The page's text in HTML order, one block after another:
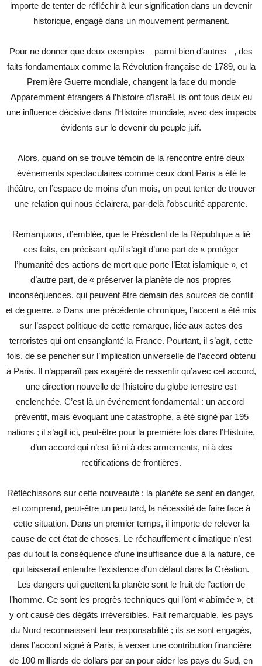
importe de tenter de réfléchir à leur signification dans un devenir
historique, engagé dans un mouvement permanent.
Pour ne donner que deux exemples – parmi bien d’autres –, des
faits fondamentaux comme la Révolution française de 1789, ou la
Première Guerre mondiale, changent la face du monde
Apparemment étrangers à l’histoire d’Israël, ils ont tous deux eu
une influence décisive dans l’Histoire mondiale, avec des impacts
évidents sur le devenir du peuple juif.
Alors, quand on se trouve témoin de la rencontre entre deux
événements spectaculaires comme ceux dont Paris a été le
théâtre, en l’espace de moins d’un mois, on peut tenter de trouver
une relation qui nous éclairera, par-delà l’obscurité apparente.
Remarquons, d’emblée, que le Président de la République a lié
ces faits, en précisant qu’il s’agit d’une part de « protéger
l’humanité des actions de mort que porte l’Etat islamique », et
d’autre part, de « préserver la planète de nos propres
inconséquences, qui peuvent être demain des sources de conflit
et de guerre. » Dans une précédente chronique, l’accent a été mis
sur l’aspect politique de cette remarque, liée aux actes des
terroristes qui ont ensanglanté la France. Pourtant, il s’agit, cette
fois, de se pencher sur l’implication universelle de l’accord obtenu
à Paris. Il n’apparaît pas exagéré de ressentir qu’avec cet accord,
une direction nouvelle de l’histoire du globe terrestre est
enclenchée. C’est là un événement fondamental : un accord
préventif, mais évoquant une catastrophe, a été signé par 195
nations ; il s’agit ici, peut-être pour la première fois dans l’Histoire,
d’un accord qui n’est lié ni à des armements, ni à des
rectifications de frontières.
Réfléchissons sur cette nouveauté : la planète se sent en danger,
et comprend, peut-être un peu tard, la nécessité de faire face à
cette situation. Dans un premier temps, il importe de relever la
cause de cet état de choses. Le réchauffement climatique n’est
pas du tout la conséquence d’une insuffisance due à la nature, ce
qui laisserait entendre l’existence d’un défaut dans la Création.
Les dangers qui guettent la planète sont le fruit de l’action de
l’homme. Ce sont les progrès techniques qui l’ont « abîmée », et
y ont causé des dégâts irréversibles. Fait remarquable, les pays
du Nord reconnaissent leur responsabilité ; ils se sont engagés,
dans l’accord signé à Paris, à verser une contribution financière
de 100 milliards de dollars par an pour aider les pays du Sud, en